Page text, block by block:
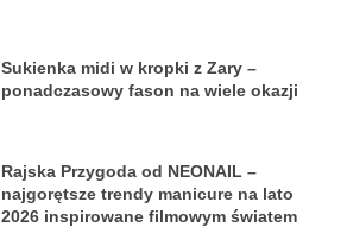
Sukienka midi w kropki z Zary –
ponadczasowy fason na wiele okazji
Rajska Przygoda od NEONAIL –
najgorętsze trendy manicure na lato
2026 inspirowane filmowym światem